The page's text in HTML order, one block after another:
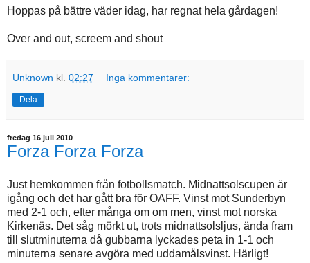
Hoppas på bättre väder idag, har regnat hela gårdagen!
Over and out, screem and shout
Unknown kl. 02:27 Inga kommentarer:
Dela
fredag 16 juli 2010
Forza Forza Forza
Just hemkommen från fotbollsmatch. Midnattsolscupen är
igång och det har gått bra för OAFF. Vinst mot Sunderbyn
med 2-1 och, efter många om om men, vinst mot norska
Kirkenäs. Det såg mörkt ut, trots midnattsolsljus, ända fram
till slutminuterna då gubbarna lyckades peta in 1-1 och
minuterna senare avgöra med uddamålsvinst. Härligt!